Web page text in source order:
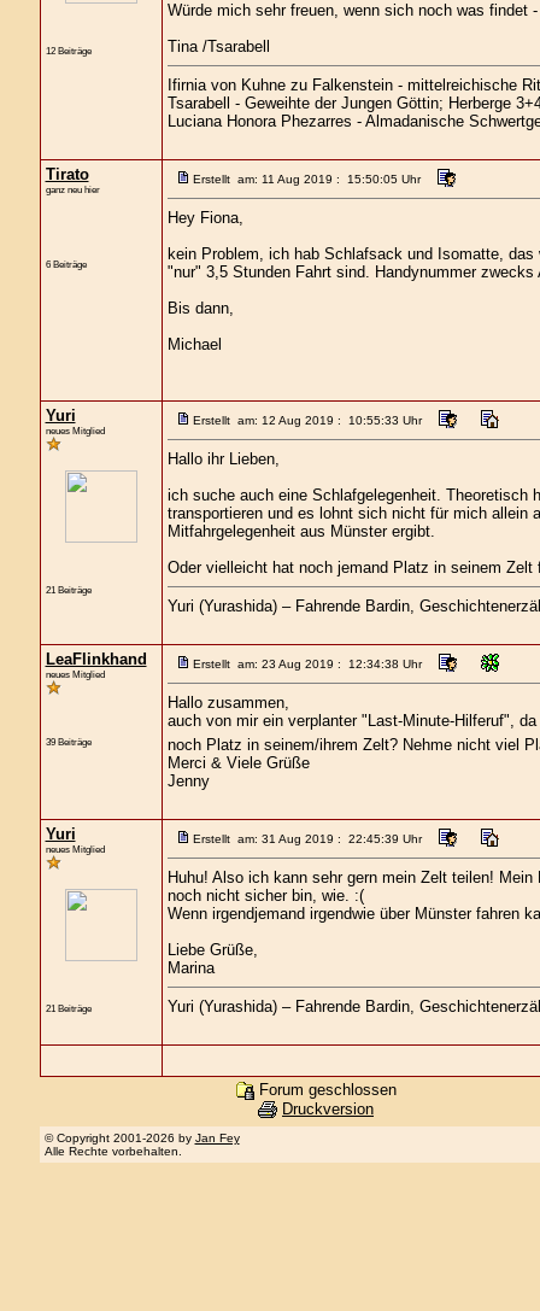
12 Beiträge
Würde mich sehr freuen, wenn sich noch was findet
Tina /Tsarabell
Ifirnia von Kuhne zu Falkenstein - mittelreichische
Tsarabell - Geweihte der Jungen Göttin; Herberge
Luciana Honora Phezarres - Almadanische
Tirato
ganz neu hier
6 Beiträge
Erstellt am: 11 Aug 2019 : 15:50:05 Uhr
Hey Fiona,
kein Problem, ich hab Schlafsack und Isomatte,
"nur" 3,5 Stunden Fahrt sind. Handynummer
Bis dann,
Michael
Yuri
neues Mitglied
21 Beiträge
Erstellt am: 12 Aug 2019 : 10:55:33 Uhr
Hallo ihr Lieben,
ich suche auch eine Schlafgelegenheit. Theoretisch
transportieren und es lohnt sich nicht für mich allein
Mitfahrgelegenheit aus Münster ergibt.
Oder vielleicht hat noch jemand Platz in seinem Zelt
Yuri (Yurashida) – Fahrende Bardin,
LeaFlinkhand
neues Mitglied
39 Beiträge
Erstellt am: 23 Aug 2019 : 12:34:38 Uhr
Hallo zusammen,
auch von mir ein verplanter "Last-Minute-Hilferuf",
noch Platz in seinem/ihrem Zelt? Nehme nicht viel
Merci & Viele Grüße
Jenny
Yuri
neues Mitglied
21 Beiträge
Erstellt am: 31 Aug 2019 : 22:45:39 Uhr
Huhu! Also ich kann sehr gern mein Zelt teilen!
noch nicht sicher bin, wie. :(
Wenn irgendjemand irgendwie über Münster fahren
Liebe Grüße,
Marina
Yuri (Yurashida) – Fahrende Bardin,
Forum geschlossen
Druckversion
© Copyright 2001-2026 by Jan Fey
Alle Rechte vorbehalten.